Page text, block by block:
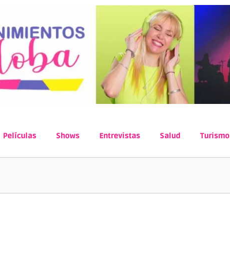
Películas Shows Entrevistas Salud Turismo